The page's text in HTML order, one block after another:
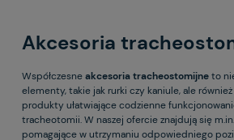
Akcesoria
Współczesneakcesoria tracheostomijneto
elementy, takie jak rurki czy kaniule, ale
produkty ułatwiające codzienne
tracheotomii. W naszej ofercie znajdują się
pomagające w utrzymaniu odpowiedniego